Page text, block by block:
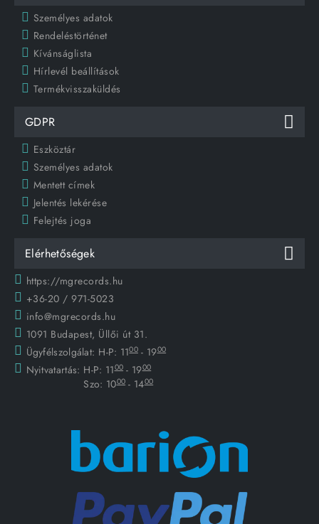
Személyes adatok
Rendeléstörténet
Kívánságlista
Hírlevél beállítások
Termékvisszaküldés
GDPR
Eszköztár
Személyes adatok
Mentett címek
Jelentés lekérése
Felejtés joga
Elérhetőségek
https://mgrecords.hu
+36-20 / 971-5023
info@mgrecords.hu
1091 Budapest, Üllői út 31.
Ügyfélszolgálat: H-P: 1100 - 1900
Nyitvatartás: H-P: 1100 - 1900
Szo: 1000 - 1400